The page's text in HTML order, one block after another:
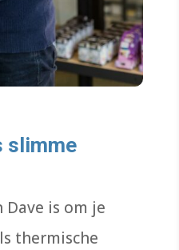
slimme
Dave is om je
thermische